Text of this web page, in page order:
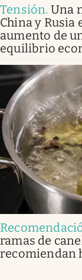
Tensión. Una
China y Rusia
aumento de
equilibrio
ramas de
recomiendan